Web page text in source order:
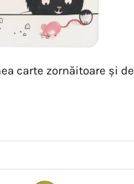
carte zornăitoare și de